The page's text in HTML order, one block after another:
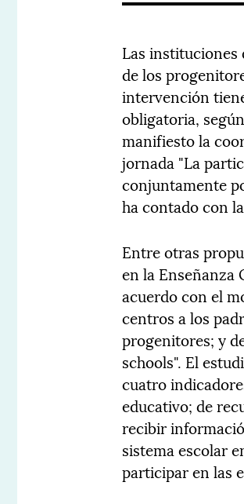
Las instituciones
de los
intervención
obligatoria,
manifiesto la
jornada "La
conjuntamente
ha contado con
Entre otras
en la Enseñanza
acuerdo con el
centros a los
progenitores; y
schools". El
cuatro
educativo; de
recibir
sistema escolar
participar en las